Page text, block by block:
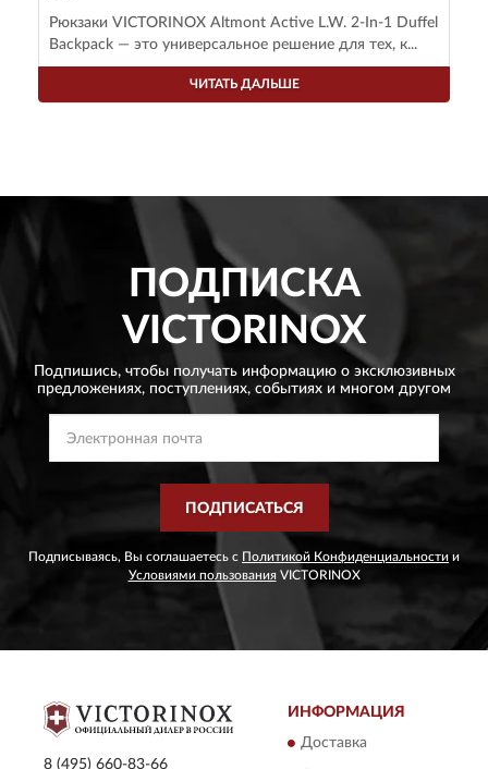
Рюкзаки VICTORINOX Altmont Active L.W. 2-In-1 Duffel
Backpack — это универсальное решение для тех, к...
ЧИТАТЬ ДАЛЬШЕ
ПОДПИСКА
VICTORINOX
Подпишись, чтобы получать информацию о эксклюзивных
предложениях, поступлениях, событиях и многом другом
ПОДПИСАТЬСЯ
Подписываясь, Вы соглашаетесь с Политикой Конфиденциальности и
Условиями пользованияVICTORINOX
8 (495) 660-83-66
ИНФОРМАЦИЯ
Доставка